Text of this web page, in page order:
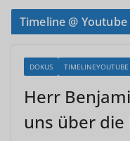
Timeline @ Youtube
DOKUS TIMELINEYOUTUBE
Herr
uns über